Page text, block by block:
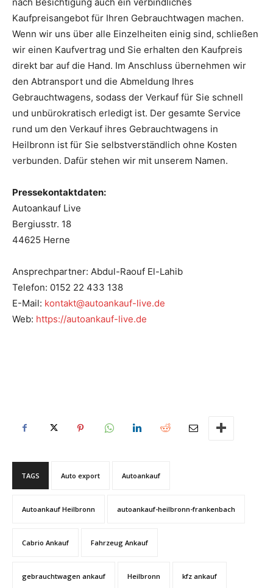
Kaufpreisangebot für Ihren Gebrauchtwagen machen.
Wenn wir uns über alle Einzelheiten einig sind, schließen
wir einen Kaufvertrag und Sie erhalten den Kaufpreis
direkt bar auf die Hand. Im Anschluss übernehmen wir
den Abtransport und die Abmeldung Ihres
Gebrauchtwagens, sodass der Verkauf für Sie schnell
und unbürokratisch erledigt ist. Der gesamte Service
rund um den Verkauf ihres Gebrauchtwagens in
Heilbronn ist für Sie selbstverständlich ohne Kosten
verbunden. Dafür stehen wir mit unserem Namen.
Pressekontaktdaten:
Autoankauf Live
Bergiusstr. 18
44625 Herne
Ansprechpartner: Abdul-Raouf El-Lahib
Telefon: 0152 22 433 138
E-Mail: kontakt@autoankauf-live.de
Web: https://autoankauf-live.de
TAGS Auto export Autoankauf
Autoankauf Heilbronn autoankauf-heilbronn-frankenbach
Cabrio Ankauf Fahrzeug Ankauf
gebrauchtwagen ankauf Heilbronn kfz ankauf